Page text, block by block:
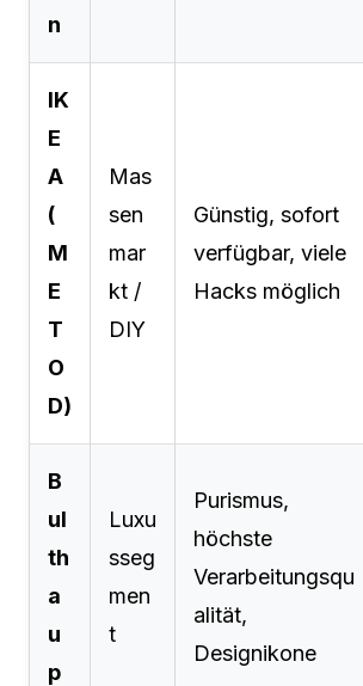
n
IK
E
A
(
M
E
T
O
D)
Mas
sen
mar
kt /
DIY
Günstig, sofort
verfügbar, viele
Hacks möglich
B
ul
th
a
u
p
Luxu
sseg
men
t
Purismus,
höchste
Verarbeitungsqu
alität,
Designikone